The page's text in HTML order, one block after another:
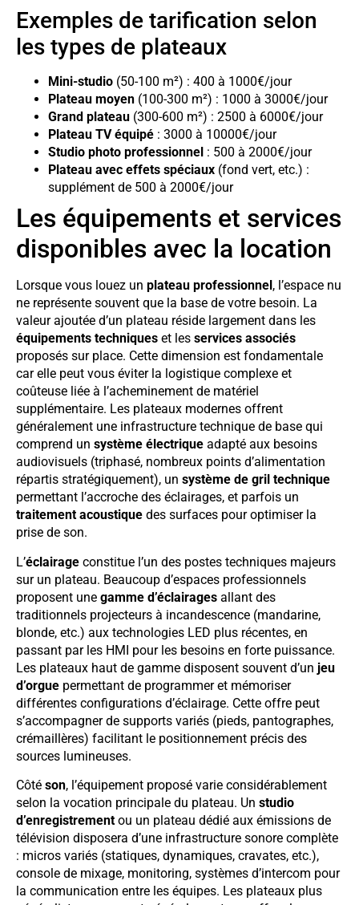
Exemples de tarification selon
les types de plateaux
Mini-studio (50-100 m²) : 400 à 1000€/jour
Plateau moyen (100-300 m²) : 1000 à 3000€/jour
Grand plateau (300-600 m²) : 2500 à 6000€/jour
Plateau TV équipé : 3000 à 10000€/jour
Studio photo professionnel : 500 à 2000€/jour
Plateau avec effets spéciaux (fond vert, etc.) :
supplément de 500 à 2000€/jour
Les équipements et services
disponibles avec la location
Lorsque vous louez un plateau professionnel , l’espace nu
ne représente souvent que la base de votre besoin. La
valeur ajoutée d’un plateau réside largement dans les
équipements techniques et les services associés
proposés sur place. Cette dimension est fondamentale
car elle peut vous éviter la logistique complexe et
coûteuse liée à l’acheminement de matériel
supplémentaire. Les plateaux modernes offrent
généralement une infrastructure technique de base qui
comprend un système électrique adapté aux besoins
audiovisuels (triphasé, nombreux points d’alimentation
répartis stratégiquement), un système de gril technique
permettant l’accroche des éclairages, et parfois un
traitement acoustique des surfaces pour optimiser la
prise de son.
L’éclairage constitue l’un des postes techniques majeurs
sur un plateau. Beaucoup d’espaces professionnels
proposent une gamme d’éclairages allant des
traditionnels projecteurs à incandescence (mandarine,
blonde, etc.) aux technologies LED plus récentes, en
passant par les HMI pour les besoins en forte puissance.
Les plateaux haut de gamme disposent souvent d’un jeu
d’orgue permettant de programmer et mémoriser
différentes configurations d’éclairage. Cette offre peut
s’accompagner de supports variés (pieds, pantographes,
crémaillères) facilitant le positionnement précis des
sources lumineuses.
Côté son, l’équipement proposé varie considérablement
selon la vocation principale du plateau. Un studio
d’enregistrement ou un plateau dédié aux émissions de
télévision disposera d’une infrastructure sonore complète
: micros variés (statiques, dynamiques, cravates, etc.),
console de mixage, monitoring, systèmes d’intercom pour
la communication entre les équipes. Les plateaux plus